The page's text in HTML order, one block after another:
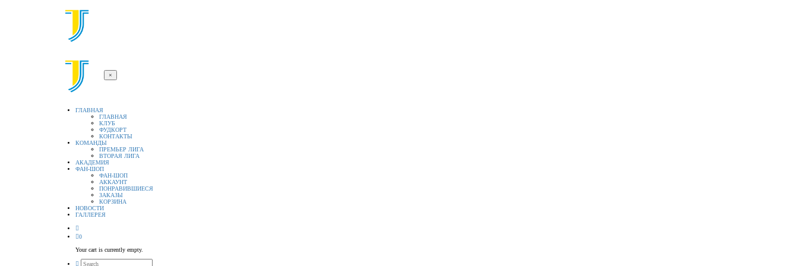
×
ГЛАВНАЯ
ГЛАВНАЯ
КЛУБ
ФУДКОРТ
КОНТАКТЫ
КОМАНДЫ
ПРЕМЬЕР ЛИГА
ВТОРАЯ ЛИГА
АКАДЕМИЯ
ФАН-ШОП
ФАН-ШОП
АККАУНТ
ПОНРАВИВШИЕСЯ
ЗАКАЗЫ
КОРЗИНА
НОВОСТИ
ГАЛЛЕРЕЯ
0
Your cart is currently empty.